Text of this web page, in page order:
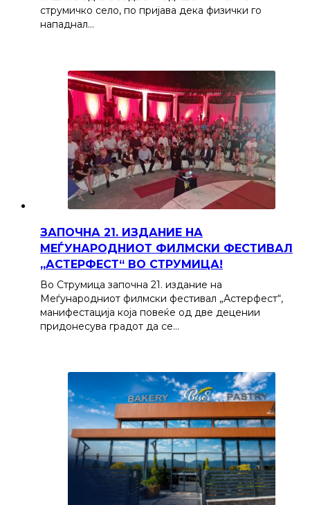
струмичко село, по пријава дека физички го
нападнал…
ЗАПОЧНА 21. ИЗДАНИЕ НА
МЕЃУНАРОДНИОТ ФИЛМСКИ ФЕСТИВАЛ
„АСТЕРФЕСТ“ ВО СТРУМИЦА!
Во Струмица започна 21. издание на
Меѓународниот филмски фестивал „Астерфест“,
манифестација која повеќе од две децении
придонесува градот да се…